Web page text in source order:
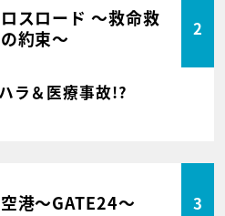
スロード ～救命救
約束～
2
ラ＆医療事故!?
港～GATE24～ 3